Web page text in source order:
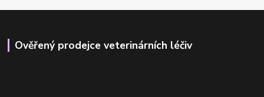
Ověřený prodejce veterinárních léčiv